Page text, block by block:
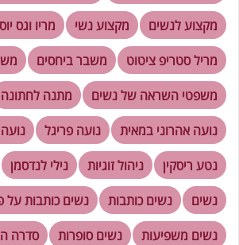
מקצוע לנשים
מקצוע נשי
מריו וגס
מריל סטריפ ציטוט
משבר ביחסים
משפטי השראה של נשים
מתנה לחתונה
נועה אהרוני במאית
נועה פריגל
נטע ריסקין
ניהול זוגיות נילי לנדסמן
נשים
נשים כותבות
נשים כותבות על
נשים משפיעות
נשים סופרות
סדרה